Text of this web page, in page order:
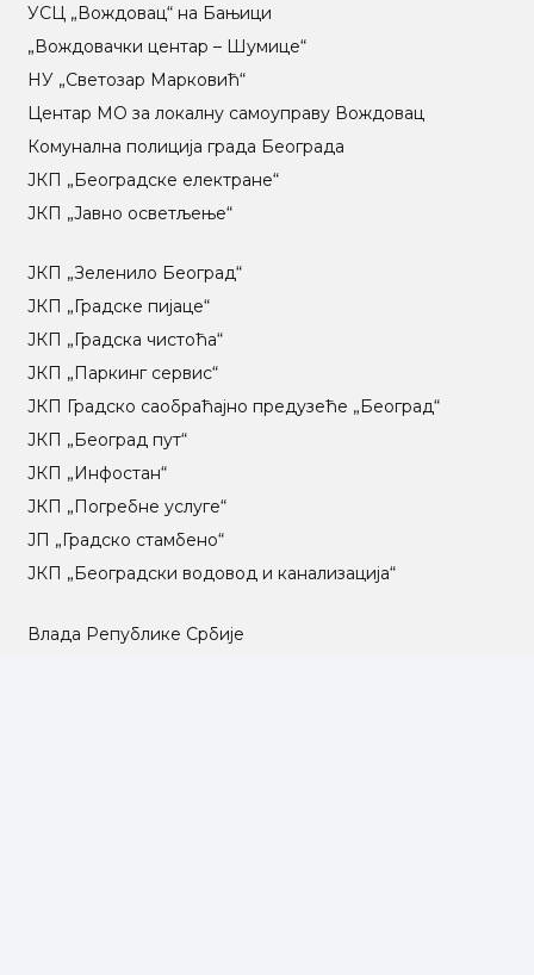
УСЦ „Вождовац“ на Бањици
„Вождовачки центар – Шумице“
НУ „Светозар Марковић“
Центар МO за локалну самоуправу Вождовац
Комунална полиција града Београда
ЈКП „Београдске електране“
ЈКП „Јавно осветљење“
ЈКП „Зеленило Београд“
ЈКП „Градске пијаце“
ЈКП „Градска чистоћа“
ЈКП „Паркинг сервис“
ЈКП Градско саобраћајно предузеће „Београд“
ЈКП „Београд пут“
ЈКП „Инфостан“
ЈКП „Погребне услуге“
ЈП „Градско стамбено“
ЈКП „Београдски водовод и канализација“
Влада Републике Србије